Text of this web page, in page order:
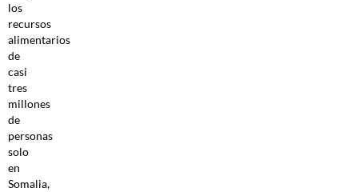
los
recursos
alimentarios
de
casi
tres
millones
de
personas
solo
en
Somalia,